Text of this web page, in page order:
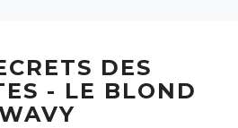
DES
- LE BLOND